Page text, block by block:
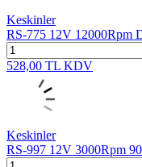
Keskinler
RS-775 12V 12000Rpm
528,00 TL KDV
Keskinler
RS-997 12V 3000Rpm